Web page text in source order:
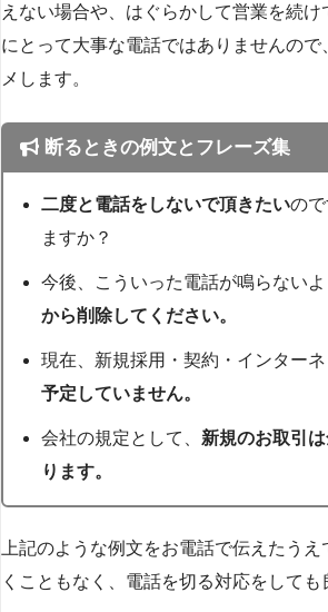
えない場合や、はぐらかして営業を続
にとって大事な電話ではありませんので
メします。
断るときの例文とフレーズ集
二度と電話をしないで頂きたいの
ますか？
今後、こういった電話が鳴らない
から削除してください。
現在、新規採用・契約・インター
予定していません。
会社の規定として、 新規のお取引
ります。
上記のような例文をお電話で伝えたう
くこともなく、電話を切る対応をしても